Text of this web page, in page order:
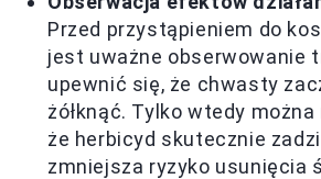
Przed przystąpieniem do
jest uważne obserwowanie
upewnić się, że chwasty
żółknąć. Tylko wtedy
że herbicyd skutecznie
zmniejsza ryzyko usunięcia